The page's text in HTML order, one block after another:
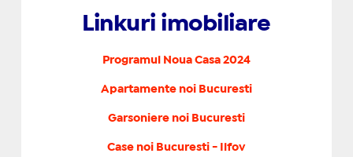
Linkuri imobiliare
Programul Noua Casa 2024
Apartamente noi Bucuresti
Garsoniere noi Bucuresti
Case noi Bucuresti - Ilfov